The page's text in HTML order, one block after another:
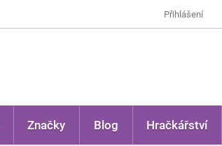
Přihlášení
Značky Blog Hračkářství